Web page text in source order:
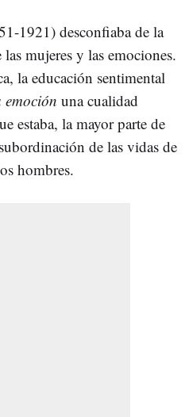
1921) desconfiaba de la
mujeres y las emociones.
la educación sentimental
emoción una cualidad
estaba, la mayor parte de
de las vidas de
hombres.